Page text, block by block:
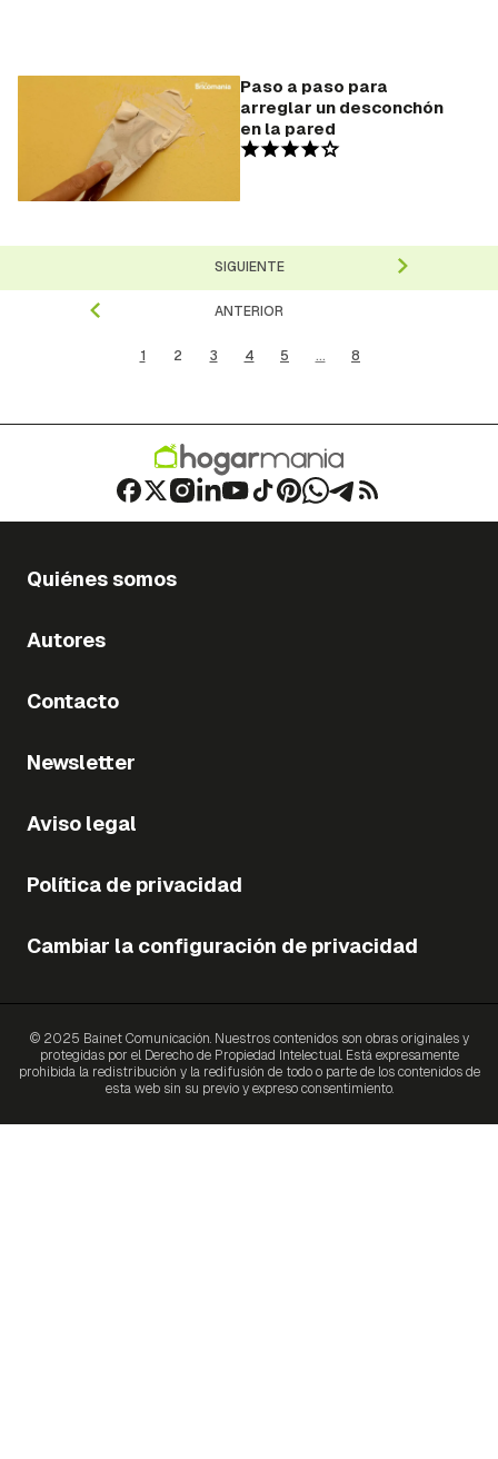
Paso a paso para
arreglar un desconchón
en la pared
ANTERIOR
1 2 3 4 5 ... 8
SIGUIENTE
Quiénes somos
Autores
Contacto
Newsletter
Aviso legal
Política de privacidad
Cambiar la configuración de privacidad
© 2025 Bainet Comunicación. Nuestros contenidos son obras originales y
protegidas por el Derecho de Propiedad Intelectual. Está expresamente
prohibida la redistribución y la redifusión de todo o parte de los contenidos de
esta web sin su previo y expreso consentimiento.